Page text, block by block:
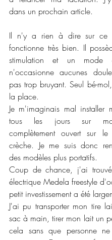
dans un prochain article.
Il n'y a rien à dire sur ce
fonctionne très bien. Il
stimulation et un mode
n'occasionne aucunes
pas trop bruyant. Seul bé-
la place.
Je m'imaginais mal installer
tous les jours sur
complètement ouvert sur
crèche. Je me suis donc
des modèles plus portatifs.
Coup de chance, j'ai
électrique Medela freestyle
petit investissement a été
J'ai pu transporter mon tire
sac à main, tirer mon lait un
cela sans que personne